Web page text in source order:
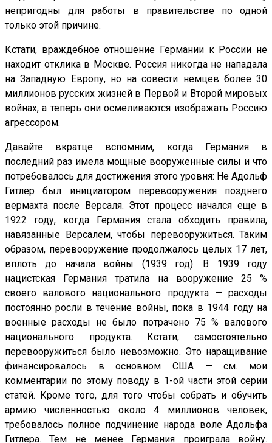
непригодны для работы в правительстве по одной
только этой причине.
Кстати, враждебное отношение Германии к России не
находит отклика в Москве. Россия никогда не нападала
на Западную Европу, но на совести немцев более 30
миллионов русских жизней в Первой и Второй мировых
войнах, а теперь они осмеливаются изображать Россию
агрессором.
Давайте вкратце вспомним, когда Германия в
последний раз имела мощные вооруженные силы и что
потребовалось для достижения этого уровня: Не Адольф
Гитлер был инициатором перевооружения позднего
вермахта после Версаля. Этот процесс начался еще в
1922 году, когда Германия стала обходить правила,
навязанные Версалем, чтобы перевооружиться. Таким
образом, перевооружение продолжалось целых 17 лет,
вплоть до начала войны (1939 год). В 1939 году
нацистская Германия тратила на вооружение 25 %
своего валового национального продукта — расходы
постоянно росли в течение войны, пока в 1944 году на
военные расходы не было потрачено 75 % валового
национального продукта. Кстати, самостоятельно
перевооружиться было невозможно. Это наращивание
финансировалось в основном США — см. мои
комментарии по этому поводу в 1-ой части этой серии
статей. Кроме того, для того чтобы собрать и обучить
армию численностью около 4 миллионов человек,
требовалось полное подчинение народа воле Адольфа
Гитлера. Тем не менее Германия проиграла войну.